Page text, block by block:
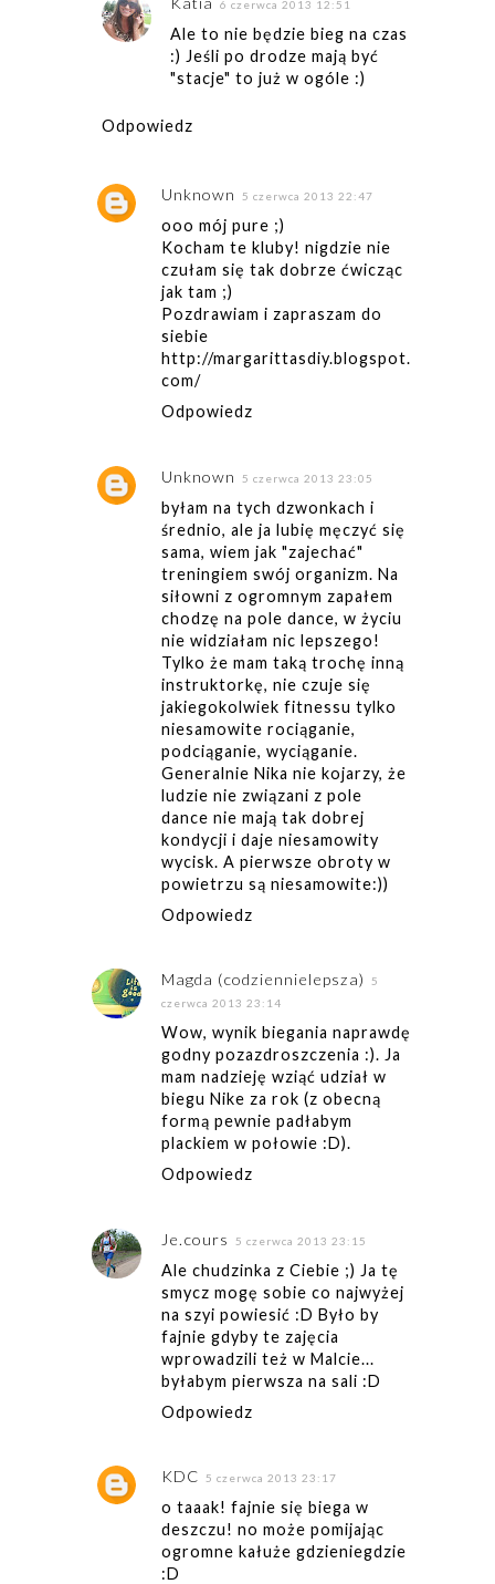
6 czerwca 2013 12:51
Ale to nie będzie bieg na czas
:) Jeśli po drodze mają być
"stacje" to już w ogóle :)
Odpowiedz
Unknown 5 czerwca 2013 22:47
ooo mój pure ;)
Kocham te kluby! nigdzie nie
czułam się tak dobrze ćwicząc
jak tam ;)
Pozdrawiam i zapraszam do
siebie
http://margarittasdiy.blogspot.
com/
Odpowiedz
Unknown 5 czerwca 2013 23:05
byłam na tych dzwonkach i
średnio, ale ja lubię męczyć się
sama, wiem jak "zajechać"
treningiem swój organizm. Na
siłowni z ogromnym zapałem
chodzę na pole dance, w życiu
nie widziałam nic lepszego!
Tylko że mam taką trochę inną
instruktorkę, nie czuje się
jakiegokolwiek fitnessu tylko
niesamowite rociąganie,
podciąganie, wyciąganie.
Generalnie Nika nie kojarzy, że
ludzie nie związani z pole
dance nie mają tak dobrej
kondycji i daje niesamowity
wycisk. A pierwsze obroty w
powietrzu są niesamowite:))
Odpowiedz
Magda (codziennielepsza)
5
czerwca 2013 23:14
Wow, wynik biegania naprawdę
godny pozazdroszczenia :). Ja
mam nadzieję wziąć udział w
biegu Nike za rok (z obecną
formą pewnie padłabym
plackiem w połowie :D).
Odpowiedz
Je.cours 5 czerwca 2013 23:15
Ale chudzinka z Ciebie ;) Ja tę
smycz mogę sobie co najwyżej
na szyi powiesić :D Było by
fajnie gdyby te zajęcia
wprowadzili też w Malcie...
byłabym pierwsza na sali :D
Odpowiedz
KDC 5 czerwca 2013 23:17
o taaak! fajnie się biega w
deszczu! no może pomijając
ogromne kałuże gdzieniegdzie
:D